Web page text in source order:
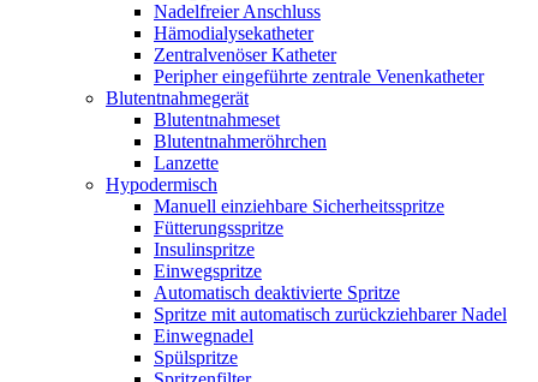
Nadelfreier Anschluss
Hämodialysekatheter
Zentralvenöser Katheter
Peripher eingeführte zentrale Venenkatheter
Blutentnahmegerät
Blutentnahmeset
Blutentnahmeröhrchen
Lanzette
Hypodermisch
Manuell einziehbare Sicherheitsspritze
Fütterungsspritze
Insulinspritze
Einwegspritze
Automatisch deaktivierte Spritze
Spritze mit automatisch zurückziehbarer Nadel
Einwegnadel
Spülspritze